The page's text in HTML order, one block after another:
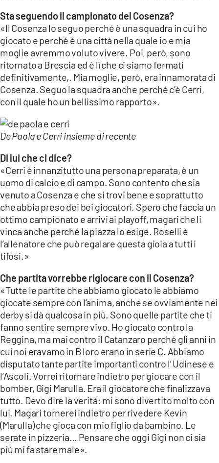
Sta seguendo il campionato del Cosenza?
«Il Cosenza lo seguo perché è una squadra in cui ho
giocato e perché è una città nella quale io e mia
moglie avremmo voluto vivere. Poi, però, sono
ritornato a Brescia ed è lì che ci siamo fermati
definitivamente,. Mia moglie, però, era innamorata di
Cosenza. Seguo la squadra anche perché c’è Cerri,
con il quale ho un bellissimo rapporto».
De Paola e Cerri insieme di recente
Di lui che ci dice?
«Cerri è innanzitutto una persona preparata, è un
uomo di calcio e di campo. Sono contento che sia
venuto a Cosenza e che si trovi bene e soprattutto
che abbia preso dei bei giocatori. Spero che faccia un
ottimo campionato e arrivi ai playoff, magari che li
vinca anche perché la piazza lo esige. Roselli è
l’allenatore che può regalare questa gioia a tutti i
tifosi.»
Che partita vorrebbe rigiocare con il Cosenza?
«Tutte le partite che abbiamo giocato le abbiamo
giocate sempre con l’anima, anche se ovviamente nei
derby si dà qualcosa in più. Sono quelle partite che ti
fanno sentire sempre vivo. Ho giocato contro la
Reggina, ma mai contro il Catanzaro perché gli anni in
cui noi eravamo in B loro erano in serie C. Abbiamo
disputato tante partite importanti contro l’ Udinese e
l’Ascoli. Vorrei ritornare indietro per giocare con il
bomber, Gigi Marulla. Era il giocatore che finalizzava
tutto. Devo dire la verità: mi sono divertito molto con
lui. Magari tornerei indietro per rivedere Kevin
(Marulla) che gioca con mio figlio da bambino. Le
serate in pizzeria… Pensare che oggi Gigi non ci sia
più mi fa stare male».